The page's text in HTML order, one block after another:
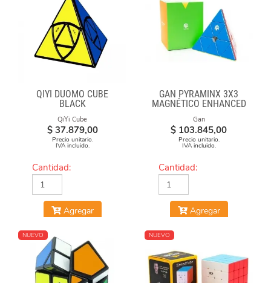
QIYI DUOMO CUBE
BLACK
QiYi Cube
$ 37.879,00
Precio unitario.
IVA incluido.
Cantidad:
Agregar
GAN PYRAMINX 3X3
MAGNÉTICO ENHANCED
Gan
$ 103.845,00
Precio unitario.
IVA incluido.
Cantidad:
Agregar
NUEVO NUEVO